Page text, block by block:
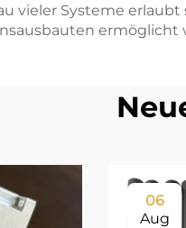
vieler Systeme
ermöglicht
06
Aug